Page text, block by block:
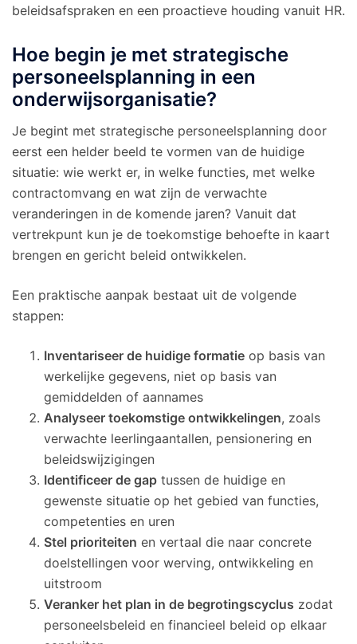
beleidsafspraken en een proactieve houding vanuit HR.
Hoe begin je met strategische
personeelsplanning in een
onderwijsorganisatie?
Je begint met strategische personeelsplanning door
eerst een helder beeld te vormen van de huidige
situatie: wie werkt er, in welke functies, met welke
contractomvang en wat zijn de verwachte
veranderingen in de komende jaren? Vanuit dat
vertrekpunt kun je de toekomstige behoefte in kaart
brengen en gericht beleid ontwikkelen.
Een praktische aanpak bestaat uit de volgende
stappen:
Inventariseer de huidige formatie op basis van
werkelijke gegevens, niet op basis van
gemiddelden of aannames
Analyseer toekomstige ontwikkelingen, zoals
verwachte leerlingaantallen, pensionering en
beleidswijzigingen
Identificeer de gap tussen de huidige en
gewenste situatie op het gebied van functies,
competenties en uren
Stel prioriteiten en vertaal die naar concrete
doelstellingen voor werving, ontwikkeling en
uitstroom
Veranker het plan in de begrotingscyclus zodat
personeelsbeleid en financieel beleid op elkaar